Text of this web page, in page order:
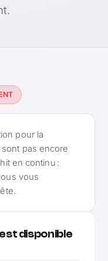
pour la
pas encore
en continu :
vous
disponible